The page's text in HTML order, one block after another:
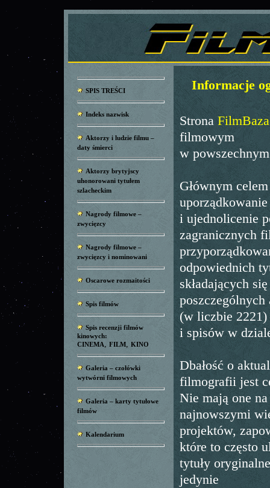
SPIS TREŚCI
Indeks nazwisk
Aktorzy i ludzie filmu –
daty śmierci
Aktorzy brytyjscy
uhonorowani tytułem
szlacheckim
Nagrody filmowe –
zwycięzcy
Nagrody filmowe –
zwycięzcy i nominowani
Oscarowe rozmaitości
Spis filmów
Spis recenzji filmów
kinowych:
CINEMA, FILM, KINO
Galeria – czołówki
wytwórni filmowych
Galeria – karty tytułowe
filmów
Kalendarium
Informacje
Strona FilmBaza
filmowym
w
Głównym
uporządkowanie
i ujednolicenie
zagranicznych
odpowiednich
składających się
(w liczbie 2221)
i spisów w
Dbałość o
filmografii jest
Nie mają one na
najnowszymi
projektów,
które to często
tytuły
jedynie